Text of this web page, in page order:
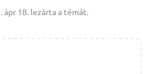
ápr 18. lezárta a témát.